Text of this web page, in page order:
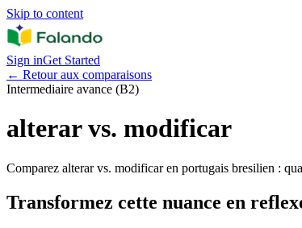
Skip to content
Sign inGet Started
← Retour aux comparaisons
Intermediaire avance (B2)
alterar vs. modificar
Comparez alterar vs. modificar en portugais bresilien :
Transformez cette nuance en